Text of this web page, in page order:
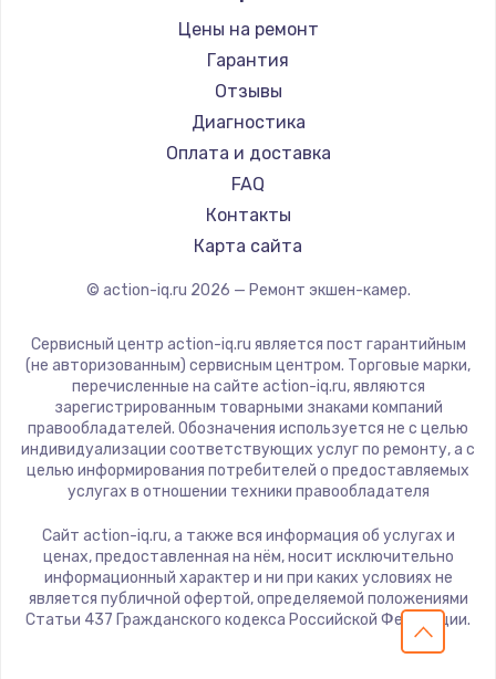
Цены на ремонт
Гарантия
Отзывы
Диагностика
Оплата и доставка
FAQ
Контакты
Карта сайта
© action-iq.ru 2026 — Ремонт экшен-камер.
Сервисный центр action-iq.ru является пост гарантийным
(не авторизованным) сервисным центром. Торговые марки,
перечисленные на сайте action-iq.ru, являются
зарегистрированным товарными знаками компаний
правообладателей. Обозначения используется не с целью
индивидуализации соответствующих услуг по ремонту, а с
целью информирования потребителей о предоставляемых
услугах в отношении техники правообладателя
Сайт action-iq.ru, а также вся информация об услугах и
ценах, предоставленная на нём, носит исключительно
информационный характер и ни при каких условиях не
является публичной офертой, определяемой положениями
Статьи 437 Гражданского кодекса Российской Федерации.